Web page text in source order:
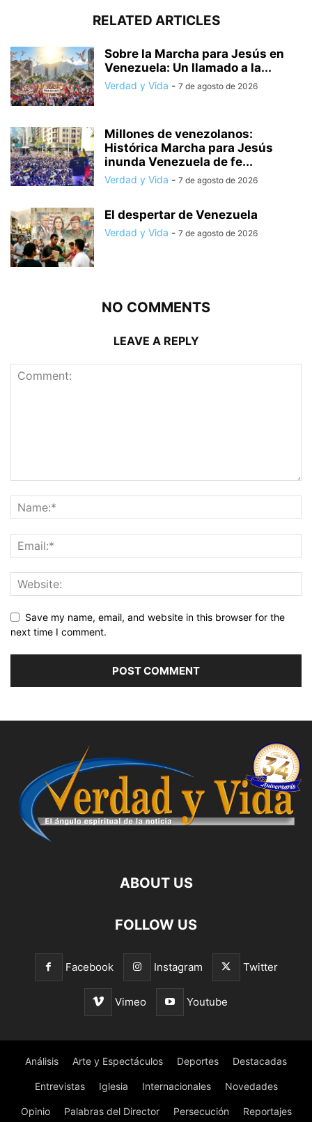
RELATED ARTICLES
Sobre la Marcha para Jesús en
Venezuela: Un llamado a la...
Verdad y Vida - 7 de agosto de 2026
Millones de venezolanos:
Histórica Marcha para Jesús
inunda Venezuela de fe...
Verdad y Vida - 7 de agosto de 2026
El despertar de Venezuela
Verdad y Vida - 7 de agosto de 2026
NO COMMENTS
LEAVE A REPLY
Save my name, email, and website in this browser for the
next time I comment.
ABOUT US
FOLLOW US
Facebook Instagram Twitter
Vimeo Youtube
Análisis Arte y Espectáculos Deportes Destacadas
Entrevistas Iglesia Internacionales Novedades
Opinio Palabras del Director Persecución Reportajes